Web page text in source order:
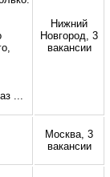
Нижний
Новгород, 3
вакансии
Москва, 3
вакансии